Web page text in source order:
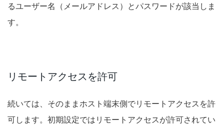
るユーザー名（メールアドレス）とパスワードが該当しま
す。
リモートアクセスを許可
続いては、そのままホスト端末側でリモートアクセスを許
可します。初期設定ではリモートアクセスが許可されてい